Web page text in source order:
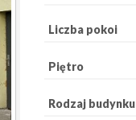
Liczba pokoi
Piętro
Rodzaj budynku